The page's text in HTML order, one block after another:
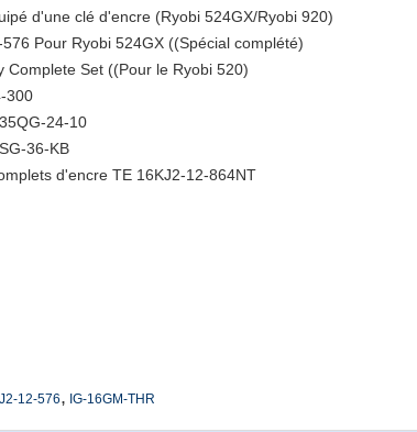
d'une clé d'encre (Ryobi 524GX/Ryobi 920)
Pour Ryobi 524GX ((Spécial complété)
Complete Set ((Pour le Ryobi 520)
300
24-10
36-KB
d'encre TE 16KJ2-12-864NT
12-576, IG-16GM-THR